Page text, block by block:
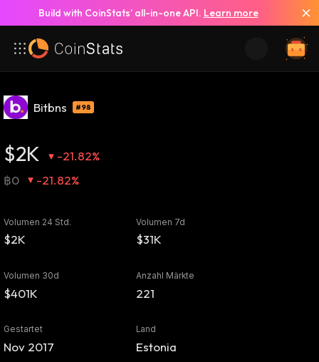
Build with CoinStats’ all-in-one API. Learn more
Bitbns #98
$2K
-21.82%
฿0
-21.82%
Volumen 24 Std.
$2K
Volumen 7d
$31K
Volumen 30d
$401K
Anzahl Märkte
221
Gestartet
Nov 2017
Land
Estonia